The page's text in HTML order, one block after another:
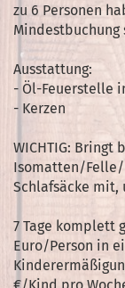
zu 6 Personen
Ausstattung:
- Öl-Feuerstelle
- Kerzen
WICHTIG: Bringt
Isomatten/
Schlafsäcke mit,
7 Tage komplett
Euro/Person in